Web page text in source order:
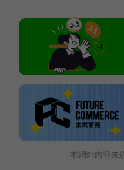
本網站內容未